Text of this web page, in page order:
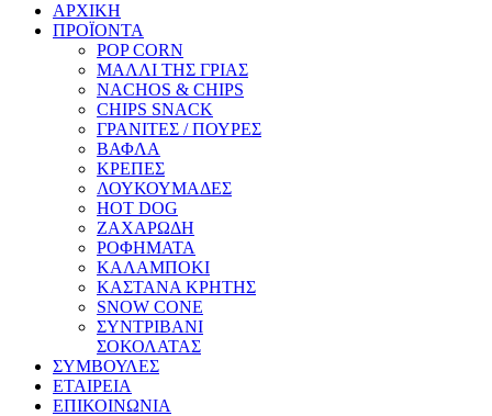
ΑΡΧΙΚΗ
ΠΡΟΪΟΝΤΑ
POP CORN
ΜΑΛΛΙ ΤΗΣ ΓΡΙΑΣ
NACHOS & CHIPS
CHIPS SNACK
ΓΡΑΝΙΤΕΣ / ΠΟΥΡΕΣ
ΒΑΦΛΑ
ΚΡΕΠΕΣ
ΛΟΥΚΟΥΜΑΔΕΣ
HOT DOG
ΖΑΧΑΡΩΔΗ
ΡΟΦΗΜΑΤΑ
ΚΑΛΑΜΠΟΚΙ
ΚΑΣΤΑΝΑ ΚΡΗΤΗΣ
SNOW CONE
ΣΥΝΤΡΙΒΑΝΙ
ΣΟΚΟΛΑΤΑΣ
ΣΥΜΒΟΥΛΕΣ
ΕΤΑΙΡΕΙΑ
ΕΠΙΚΟΙΝΩΝΙΑ